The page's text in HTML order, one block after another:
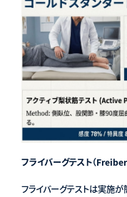
フライバーグテスト（
フライバーグテストは実施